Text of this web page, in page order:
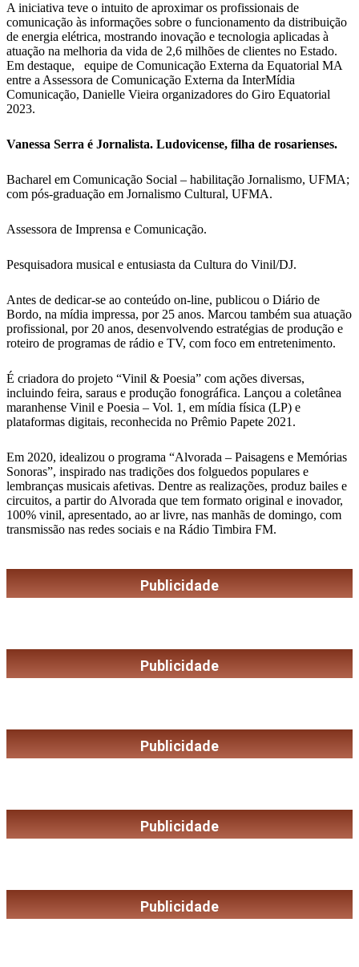
A iniciativa teve o intuito de aproximar os profissionais de
comunicação às informações sobre o funcionamento da distribuição
de energia elétrica, mostrando inovação e tecnologia aplicadas à
atuação na melhoria da vida de 2,6 milhões de clientes no Estado.
Em destaque, equipe de Comunicação Externa da Equatorial MA
entre a Assessora de Comunicação Externa da InterMídia
Comunicação, Danielle Vieira organizadores do Giro Equatorial
2023.
Vanessa Serra é Jornalista. Ludovicense, filha de rosarienses.
Bacharel em Comunicação Social – habilitação Jornalismo, UFMA;
com pós-graduação em Jornalismo Cultural, UFMA.
Assessora de Imprensa e Comunicação.
Pesquisadora musical e entusiasta da Cultura do Vinil/DJ.
Antes de dedicar-se ao conteúdo on-line, publicou o Diário de
Bordo, na mídia impressa, por 25 anos. Marcou também sua atuação
profissional, por 20 anos, desenvolvendo estratégias de produção e
roteiro de programas de rádio e TV, com foco em entretenimento.
É criadora do projeto “Vinil & Poesia” com ações diversas,
incluindo feira, saraus e produção fonográfica. Lançou a coletânea
maranhense Vinil e Poesia – Vol. 1, em mídia física (LP) e
plataformas digitais, reconhecida no Prêmio Papete 2021.
Em 2020, idealizou o programa “Alvorada – Paisagens e Memórias
Sonoras”, inspirado nas tradições dos folguedos populares e
lembranças musicais afetivas. Dentre as realizações, produz bailes e
circuitos, a partir do Alvorada que tem formato original e inovador,
100% vinil, apresentado, ao ar livre, nas manhãs de domingo, com
transmissão nas redes sociais e na Rádio Timbira FM.
Publicidade
Publicidade
Publicidade
Publicidade
Publicidade